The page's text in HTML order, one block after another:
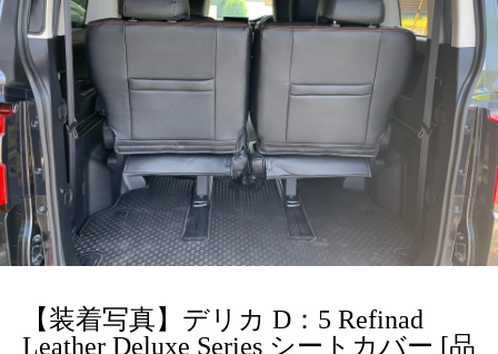
【装着写真】デリカ D：5 Refinad
Leather Deluxe Series シートカバー [品